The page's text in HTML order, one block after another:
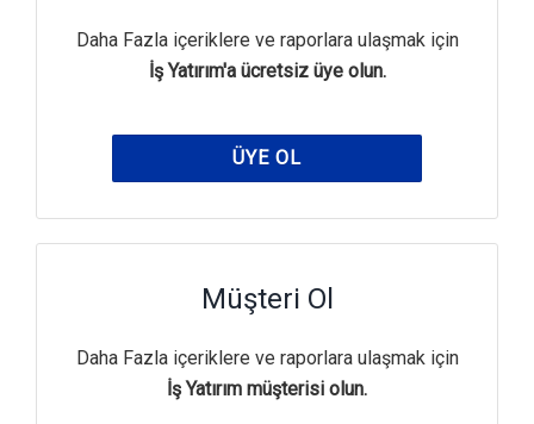
Daha Fazla içeriklere ve raporlara ulaşmak için
İş Yatırım'a ücretsiz üye olun.
ÜYE OL
Müşteri Ol
Daha Fazla içeriklere ve raporlara ulaşmak için
İş Yatırım müşterisi olun.